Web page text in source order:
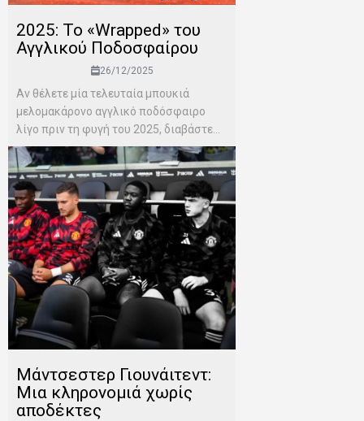
2025: Το «Wrapped» του
Αγγλικού Ποδοσφαίρου
26/12/2025
Αν θέλετε μία τελευταία μπουκιά
μελομακάρονο αγγλικό ποδόσφαιρο
λίγο πριν τη φυγή του 2025, διαβάστε...
Μάντσεστερ Γιουνάιτεντ:
Μια κληρονομιά χωρίς
αποδέκτες